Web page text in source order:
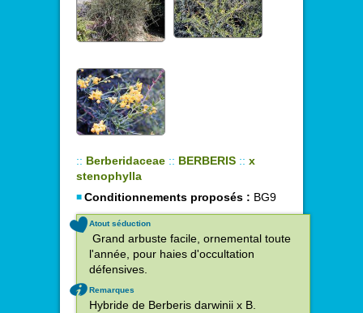
:: Berberidaceae :: BERBERIS :: x
stenophylla
Conditionnements proposés : BG9
Atout séduction
Grand arbuste facile, ornemental toute
l'année, pour haies d'occultation
défensives.
Remarques
Hybride de Berberis darwinii x B.